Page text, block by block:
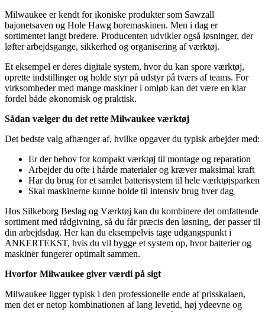
Milwaukee er kendt for ikoniske produkter som Sawzall
bajonetsaven og Hole Hawg boremaskinen. Men i dag er
sortimentet langt bredere. Producenten udvikler også løsninger, der
løfter arbejdsgange, sikkerhed og organisering af værktøj.
Et eksempel er deres digitale system, hvor du kan spore værktøj,
oprette indstillinger og holde styr på udstyr på tværs af teams. For
virksomheder med mange maskiner i omløb kan det være en klar
fordel både økonomisk og praktisk.
Sådan vælger du det rette Milwaukee værktøj
Det bedste valg afhænger af, hvilke opgaver du typisk arbejder med:
Er der behov for kompakt værktøj til montage og reparation
Arbejder du ofte i hårde materialer og kræver maksimal kraft
Har du brug for et samlet batterisystem til hele værktøjsparken
Skal maskinerne kunne holde til intensiv brug hver dag
Hos Silkeborg Beslag og Værktøj kan du kombinere det omfattende
sortiment med rådgivning, så du får præcis den løsning, der passer til
din arbejdsdag. Her kan du eksempelvis tage udgangspunkt i
ANKERTEKST, hvis du vil bygge et system op, hvor batterier og
maskiner fungerer optimalt sammen.
Hvorfor Milwaukee giver værdi på sigt
Milwaukee ligger typisk i den professionelle ende af prisskalaen,
men det er netop kombinationen af lang levetid, høj ydeevne og